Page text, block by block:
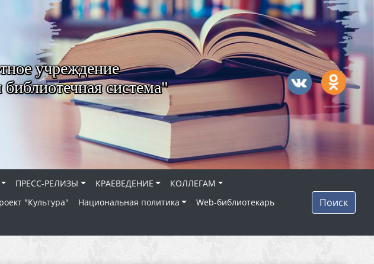
учреждение
система"
ПРЕСС-РЕЛИЗЫ КРАЕВЕДЕНИЕ
КОЛЛЕГАМ
"Культура" Национальная политика
Web-библиотекарь
Поиск